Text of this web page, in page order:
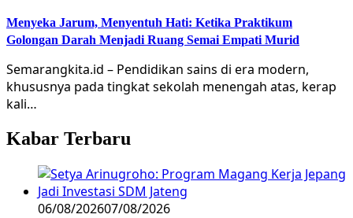
Menyeka Jarum, Menyentuh Hati: Ketika Praktikum
Golongan Darah Menjadi Ruang Semai Empati Murid
Semarangkita.id – Pendidikan sains di era modern,
khususnya pada tingkat sekolah menengah atas, kerap
kali…
Kabar Terbaru
06/08/202607/08/2026